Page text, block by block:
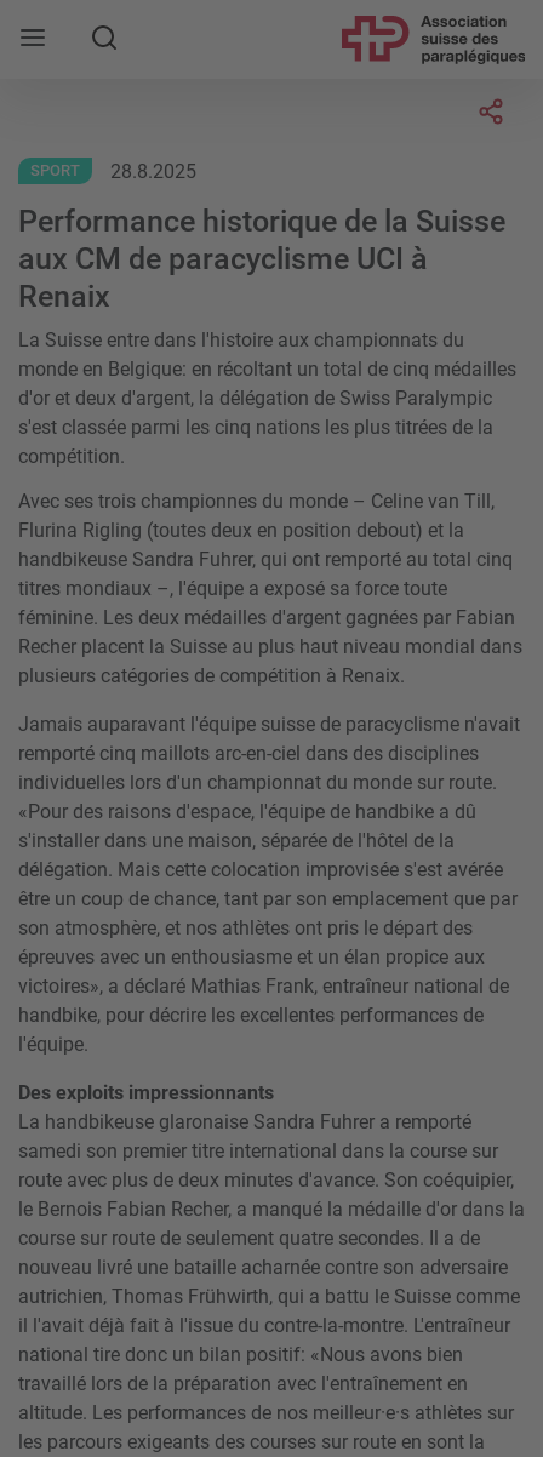
Rechercher
SPORT 28.8.2025
Performance historique de la Suisse
aux CM de paracyclisme UCI à
Renaix
La Suisse entre dans l'histoire aux championnats du
monde en Belgique: en récoltant un total de cinq médailles
d'or et deux d'argent, la délégation de Swiss Paralympic
s'est classée parmi les cinq nations les plus titrées de la
compétition.
Avec ses trois championnes du monde – Celine van Till,
Flurina Rigling (toutes deux en position debout) et la
handbikeuse Sandra Fuhrer, qui ont remporté au total cinq
titres mondiaux –, l'équipe a exposé sa force toute
féminine. Les deux médailles d'argent gagnées par Fabian
Recher placent la Suisse au plus haut niveau mondial dans
plusieurs catégories de compétition à Renaix.
Jamais auparavant l'équipe suisse de paracyclisme n'avait
remporté cinq maillots arc-en-ciel dans des disciplines
individuelles lors d'un championnat du monde sur route.
«Pour des raisons d'espace, l'équipe de handbike a dû
s'installer dans une maison, séparée de l'hôtel de la
délégation. Mais cette colocation improvisée s'est avérée
être un coup de chance, tant par son emplacement que par
son atmosphère, et nos athlètes ont pris le départ des
épreuves avec un enthousiasme et un élan propice aux
victoires», a déclaré Mathias Frank, entraîneur national de
handbike, pour décrire les excellentes performances de
l'équipe.
Des exploits impressionnants
La handbikeuse glaronaise Sandra Fuhrer a remporté
samedi son premier titre international dans la course sur
route avec plus de deux minutes d'avance. Son coéquipier,
le Bernois Fabian Recher, a manqué la médaille d'or dans la
course sur route de seulement quatre secondes. Il a de
nouveau livré une bataille acharnée contre son adversaire
autrichien, Thomas Frühwirth, qui a battu le Suisse comme
il l'avait déjà fait à l'issue du contre-la-montre. L'entraîneur
national tire donc un bilan positif: «Nous avons bien
travaillé lors de la préparation avec l'entraînement en
altitude. Les performances de nos meilleur·e·s athlètes sur
les parcours exigeants des courses sur route en sont la